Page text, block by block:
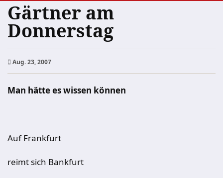
Gärtner am
Donnerstag
Aug. 23, 2007
Man hätte es wissen können
Auf Frankfurt
reimt sich Bankfurt